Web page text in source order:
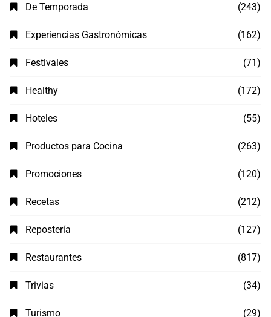
De Temporada (243)
Experiencias Gastronómicas (162)
Festivales (71)
Healthy (172)
Hoteles (55)
Productos para Cocina (263)
Promociones (120)
Recetas (212)
Repostería (127)
Restaurantes (817)
Trivias (34)
Turismo (29)